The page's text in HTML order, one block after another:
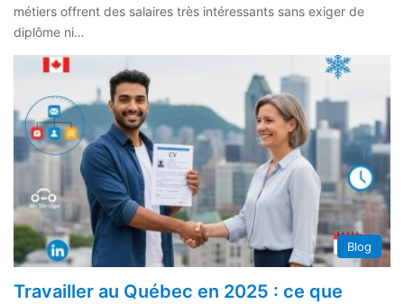
métiers offrent des salaires très intéressants sans exiger de
diplôme ni…
Blog
Travailler au Québec en 2025 : ce que